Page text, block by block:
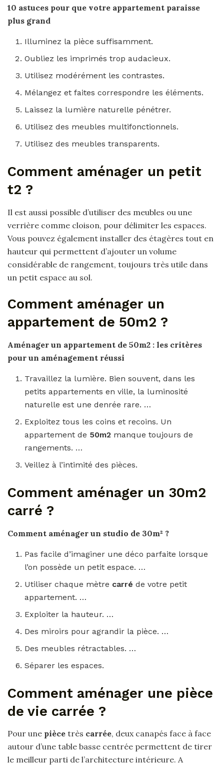
10 astuces pour que votre appartement paraisse
plus grand
Illuminez la pièce suffisamment.
Oubliez les imprimés trop audacieux.
Utilisez modérément les contrastes.
Mélangez et faites correspondre les éléments.
Laissez la lumière naturelle pénétrer.
Utilisez des meubles multifonctionnels.
Utilisez des meubles transparents.
Comment aménager un petit
t2 ?
Il est aussi possible d’utiliser des meubles ou une
verrière comme cloison, pour délimiter les espaces.
Vous pouvez également installer des étagères tout en
hauteur qui permettent d’ajouter un volume
considérable de rangement, toujours très utile dans
un petit espace au sol.
Comment aménager un
appartement de 50m2 ?
Aménager un appartement de 50m2 : les critères
pour un aménagement réussi
Travaillez la lumière. Bien souvent, dans les
petits appartements en ville, la luminosité
naturelle est une denrée rare. …
Exploitez tous les coins et recoins. Un
appartement de 50m2 manque toujours de
rangements. …
Veillez à l’intimité des pièces.
Comment aménager un 30m2
carré ?
Comment aménager un studio de 30m² ?
Pas facile d’imaginer une déco parfaite lorsque
l’on possède un petit espace. …
Utiliser chaque mètre carréde votre petit
appartement. …
Exploiter la hauteur. …
Des miroirs pour agrandir la pièce. …
Des meubles rétractables. …
Séparer les espaces.
Comment aménager une pièce
de vie carrée ?
Pour une pièce très carrée, deux canapés face à face
autour d’une table basse centrée permettent de tirer
le meilleur parti de l’architecture intérieure. A